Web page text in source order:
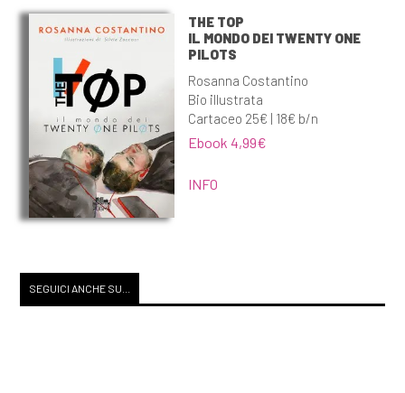
THE TOP
IL MONDO DEI TWENTY ONE
PILOTS
Rosanna Costantino
Bio illustrata
Cartaceo 25€ | 18€ b/n
Ebook 4,99€
INFO
SEGUICI ANCHE SU...